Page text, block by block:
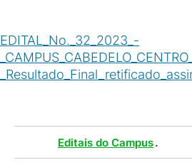
EDITAL_No._32_2023_-
Editais do Campus.